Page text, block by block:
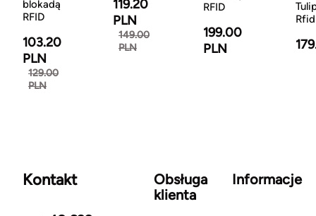
blokadą
RFID
103.20
PLN
129.00
PLN
119.20
PLN
149.00
PLN
RFID
199.00
PLN
Rfid
Kontakt
Obsługa
klienta
Informacje